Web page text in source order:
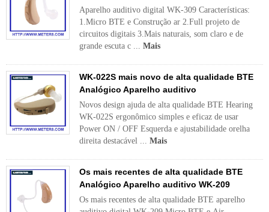
Aparelho auditivo digital WK-309 Características:
1.Micro BTE e Construção ar 2.Full projeto de
circuitos digitais 3.Mais naturais, som claro e de
grande escuta c ... Mais
WK-022S mais novo de alta qualidade BTE
Analógico Aparelho auditivo
Novos design ajuda de alta qualidade BTE Hearing
WK-022S ergonômico simples e eficaz de usar
Power ON / OFF Esquerda e ajustabilidade orelha
direita destacável ... Mais
Os mais recentes de alta qualidade BTE
Analógico Aparelho auditivo WK-209
Os mais recentes de alta qualidade BTE aparelho